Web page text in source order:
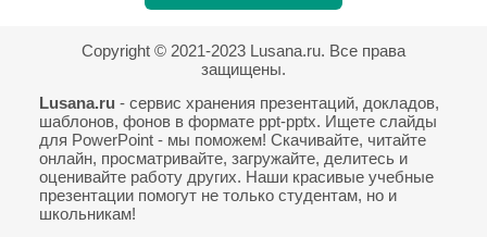
Copyright © 2021-2023 Lusana.ru. Все права
защищены.
Lusana.ru- сервис хранения презентаций, докладов,
шаблонов, фонов в формате ppt-pptx. Ищете слайды
для PowerPoint - мы поможем! Скачивайте, читайте
онлайн, просматривайте, загружайте, делитесь и
оценивайте работу других. Наши красивые учебные
презентации помогут не только студентам, но и
школьникам!